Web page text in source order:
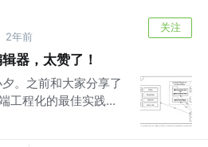
2年前
关注
器，太赞了！
。之前和大家分享了
工程化的最佳实践...